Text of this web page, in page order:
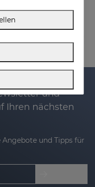
TPCdie
die Haut.
und
Ihren nächsten
Angebote und Tipps für